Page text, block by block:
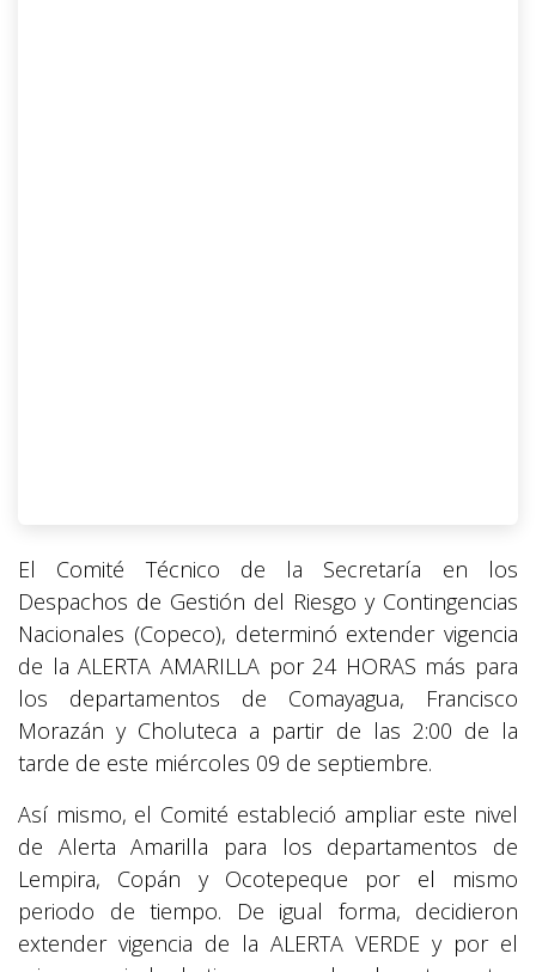
El Comité Técnico de la Secretaría en los
Despachos de Gestión del Riesgo y Contingencias
Nacionales (Copeco), determinó extender vigencia
de la ALERTA AMARILLA por 24 HORAS más para
los departamentos de Comayagua, Francisco
Morazán y Choluteca a partir de las 2:00 de la
tarde de este miércoles 09 de septiembre.
Así mismo, el Comité estableció ampliar este nivel
de Alerta Amarilla para los departamentos de
Lempira, Copán y Ocotepeque por el mismo
periodo de tiempo. De igual forma, decidieron
extender vigencia de la ALERTA VERDE y por el